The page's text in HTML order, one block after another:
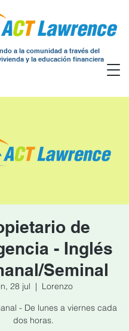
a la comunidad a través del
y la educación financiera
de
- Inglés
Seminal
28 jul
  |
Lorenzo
- De lunes a viernes cada
dos horas.